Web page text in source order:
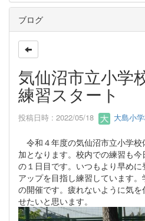
ブログ
気仙沼市立小
練習スタート
投稿日時 : 2022/05/18 大島小
令和４年度の気仙沼市立小学校
加となります。校内での練習も
の１日目です。いつもより早め
アップを目指し練習しています
の開催です。疲れないように気
せたいと思います。